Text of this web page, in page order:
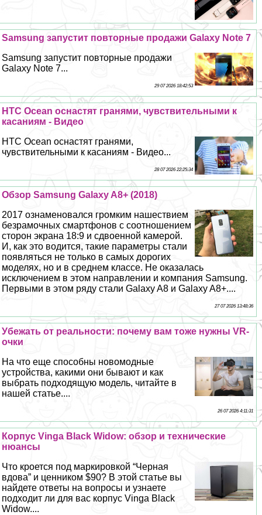
Samsung запустит повторные продажи Galaxy Note 7
Samsung запустит повторные продажи
Galaxy Note 7...
29 07 2026 18:42:53
HTC Ocean оснастят гранями, чувствительными к
касаниям - Видео
HTC Ocean оснастят гранями,
чувствительными к касаниям - Видео...
28 07 2026 22:25:34
Обзор Samsung Galaxy A8+ (2018)
2017 ознаменовался громким нашествием
безрамочных смартфонов с соотношением
сторон экрана 18:9 и сдвоенной камерой.
И, как это водится, такие параметры стали
появляться не только в самых дорогих
моделях, но и в среднем классе. Не оказалась
исключением в этом направлении и компания Samsung.
Первыми в этом ряду стали Galaxy A8 и Galaxy A8+....
27 07 2026 13:48:36
Убежать от реальности: почему вам тоже нужны VR-
очки
На что еще способны новомодные
устройства, какими они бывают и как
выбрать подходящую модель, читайте в
нашей статье....
26 07 2026 4:11:31
Корпус Vinga Black Widow: обзор и технические
нюансы
Что кроется под маркировкой “Черная
вдова” и ценником $90? В этой статье вы
найдете ответы на вопросы и узнаете
подходит ли для вас корпус Vinga Black
Widow....